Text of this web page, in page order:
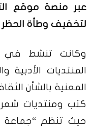
عبر منصة موقع
لتخفيف وطأة الحظر
وكانت تنشط في
المنتديات الأدبية
المعنية بالشأن
كتب ومنتديات
حيث تنظم “جماعة